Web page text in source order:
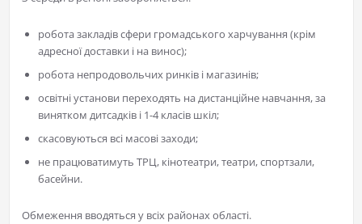
робота закладів сфери громадського харчування (крім
адресної доставки і на винос);
робота непродовольчих ринків і магазинів;
освітні установи переходять на дистанційне навчання, за
винятком дитсадків і 1-4 класів шкіл;
скасовуються всі масові заходи;
не працюватимуть ТРЦ, кінотеатри, театри, спортзали,
басейни.
Обмеження вводяться у всіх районах області.